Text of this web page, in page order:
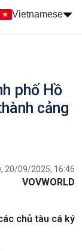
Vietnamese
phố Hồ
cảng
20/09/2025, 16:46
VOVWORLD
chủ tàu cá ký